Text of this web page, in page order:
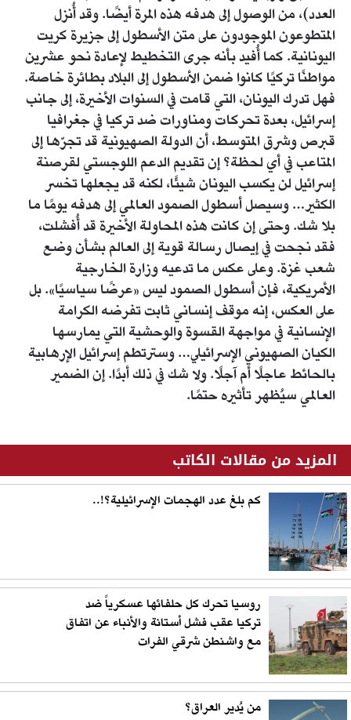
العدد)، من الوصول إلى هدفه هذه المرة أيضًا. وقد أُنزل
المتطوعون الموجودون على متن الأسطول إلى جزيرة كريت
اليونانية. كما أُفيد بأنه جرى التخطيط لإعادة نحو عشرين
مواطنًا تركيًا كانوا ضمن الأسطول إلى البلاد بطائرة خاصة.
فهل تدرك اليونان، التي قامت في السنوات الأخيرة، إلى جانب
إسرائيل، بعدة تحركات ومناورات ضد تركيا في جغرافيا
قبرص وشرق المتوسط، أن الدولة الصهيونية قد تجرّها إلى
المتاعب في أي لحظة؟ إن تقديم الدعم اللوجستي لقرصنة
إسرائيل لن يكسب اليونان شيئًا، لكنه قد يجعلها تخسر
الكثير… وسيصل أسطول الصمود العالمي إلى هدفه يومًا ما
بلا شك. وحتى إن كانت هذه المحاولة الأخيرة قد أُفشلت،
فقد نجحت في إيصال رسالة قوية إلى العالم بشأن وضع
شعب غزة. وعلى عكس ما تدعيه وزارة الخارجية
الأمريكية، فإن أسطول الصمود ليس «عرضًا سياسيًا». بل
على العكس، إنه موقف إنساني ثابت تفرضه الكرامة
الإنسانية في مواجهة القسوة والوحشية التي يمارسها
الكيان الصهيوني الإسرائيلي… وسترتطم إسرائيل الإرهابية
بالحائط عاجلًا أم آجلًا. ولا شك في ذلك أبدًا. إن الضمير
العالمي سيُظهر تأثيره حتمًا.
المزيد من مقالات الكاتب
كم بلغ عدد الهجمات الإسرائيلية؟!..
روسيا تحرك كل حلفائها عسكرياً ضد
تركيا عقب فشل أستانة والأنباء عن اتفاق
مع واشنطن شرقي الفرات
من يُدير العراق؟